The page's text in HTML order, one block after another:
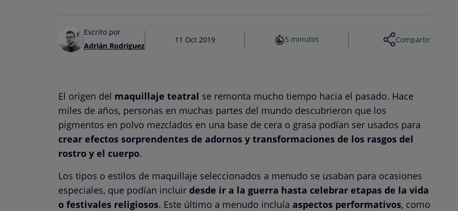
Escrito por
Adrián Rodríguez
11 Oct 2019 5 minutos Compartir
El origen del maquillaje teatral se remonta mucho tiempo hacia el pasado. Hace
miles de años, personas en muchas partes del mundo descubrieron que los
pigmentos en polvo mezclados en una base de cera o grasa podían ser usados para
crear efectos sorprendentes de adornos y transformaciones de los rasgos del
rostro y el cuerpo.
Los tipos o estilos de maquillaje seleccionados a menudo se usaban para ocasiones
especiales, que podían incluir desde ir a la guerra hasta celebrar etapas de la vida
o festivales religiosos. Este último a menudo incluía aspectos performativos, como